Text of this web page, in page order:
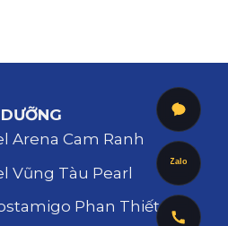
Arena Cam Ranh
Vũng Tàu Pearl
Phan Thiết
Zalo